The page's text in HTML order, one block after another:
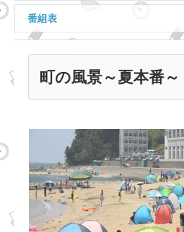
番組表
町の風景～夏本番～